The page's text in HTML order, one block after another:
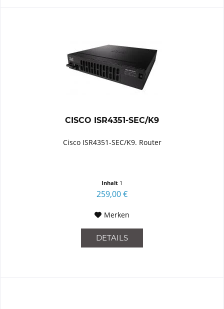
CISCO ISR4351-SEC/K9
Cisco ISR4351-SEC/K9. Router
Inhalt 1
259,00 €
Merken
DETAILS